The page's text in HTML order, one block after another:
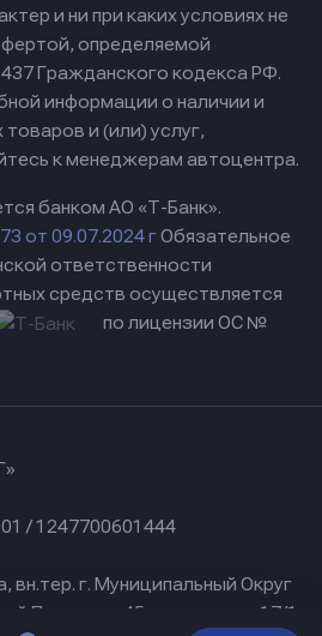
и ни при каких условиях не
определяемой
Гражданского кодекса РФ.
информации о наличии и
и (или) услуг,
к менеджерам автоцентра.
банком АО «Т-Банк».
от 09.07.2024 гОбязательное
ответственности
средств осуществляется
по лицензии ОС №
/ 1247700601444
вн.тер. г. Муниципальный Округ
Парк, дом 45, помещение 17/1